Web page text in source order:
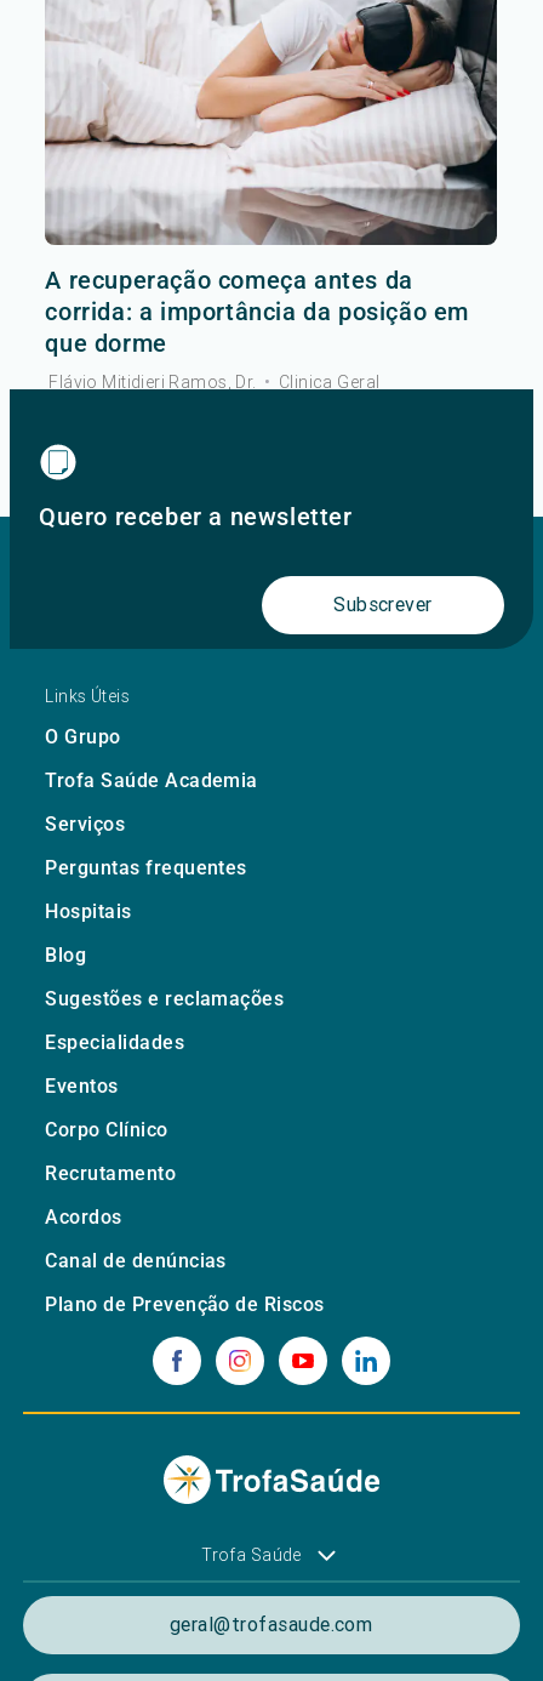
A recuperação começa antes da
corrida: a importância da posição em
que dorme
Flávio Mitidieri Ramos, Dr. • Clinica Geral
Quero receber a newsletter
Subscrever
Links Úteis
O Grupo
Trofa Saúde Academia
Serviços
Perguntas frequentes
Hospitais
Blog
Sugestões e reclamações
Especialidades
Eventos
Corpo Clínico
Recrutamento
Acordos
Canal de denúncias
Plano de Prevenção de Riscos
Trofa Saúde
geral@trofasaude.com